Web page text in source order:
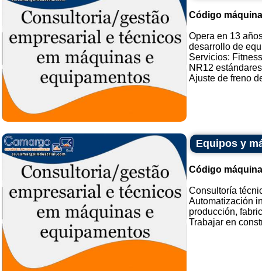
Código
Opera en 13
desarrollo de
Servicios: Fitness
NR12
Ajuste de freno
Equipos y
Código
Consultoría
Automatización
producción,
Trabajar en